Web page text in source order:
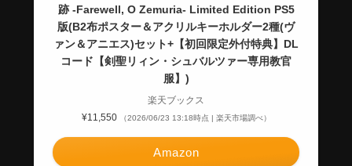
跡 -Farewell, O Zemuria- Limited Edition PS5
版(B2布ポスター＆アクリルキーホルダー2種(ヴ
ァン＆アニエス)セット+【初回限定外付特典】DL
コード【剣聖リィン・シュバルツァー専用教官
服】)
楽天ブックス
¥11,550
（2026/06/23 13:18時点 | 楽天市場調べ）
Amazon